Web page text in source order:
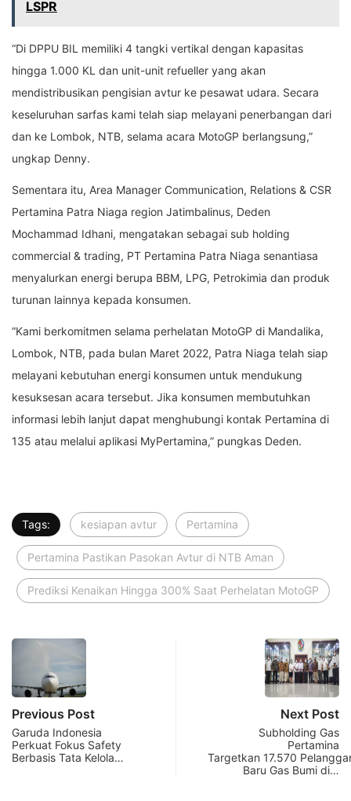
LSPR
“Di DPPU BIL memiliki 4 tangki vertikal dengan kapasitas
hingga 1.000 KL dan unit-unit refueller yang akan
mendistribusikan pengisian avtur ke pesawat udara. Secara
keseluruhan sarfas kami telah siap melayani penerbangan dari
dan ke Lombok, NTB, selama acara MotoGP berlangsung,”
ungkap Denny.
Sementara itu, Area Manager Communication, Relations & CSR
Pertamina Patra Niaga region Jatimbalinus, Deden
Mochammad Idhani, mengatakan sebagai sub holding
commercial & trading, PT Pertamina Patra Niaga senantiasa
menyalurkan energi berupa BBM, LPG, Petrokimia dan produk
turunan lainnya kepada konsumen.
“Kami berkomitmen selama perhelatan MotoGP di Mandalika,
Lombok, NTB, pada bulan Maret 2022, Patra Niaga telah siap
melayani kebutuhan energi konsumen untuk mendukung
kesuksesan acara tersebut. Jika konsumen membutuhkan
informasi lebih lanjut dapat menghubungi kontak Pertamina di
135 atau melalui aplikasi MyPertamina,” pungkas Deden.
Tags: kesiapan avtur Pertamina
Pertamina Pastikan Pasokan Avtur di NTB Aman
Prediksi Kenaikan Hingga 300% Saat Perhelatan MotoGP
Previous Post
Garuda Indonesia
Perkuat Fokus Safety
Berbasis Tata Kelola…
Next Post
Subholding Gas
Pertamina
Targetkan 17.570
Baru Gas Bumi di…